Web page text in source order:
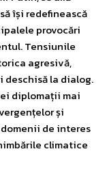
își redefinească
provocări
Tensiunile
agresivă,
deschisă la dialog.
diplomații mai
și
de interes
climatice